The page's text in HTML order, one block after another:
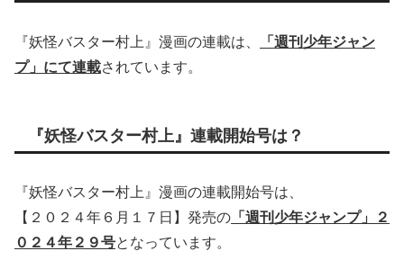
『妖怪バスター村上』漫画の連載は、
「週刊少年ジャン
プ」にて連載されています。
『妖怪バスター村上』連載開始号は？
『妖怪バスター村上』漫画の連載開始号は、
【２０２４年６月１７日】発売の 「週刊少年ジャンプ」２
０２４年２９号となっています。